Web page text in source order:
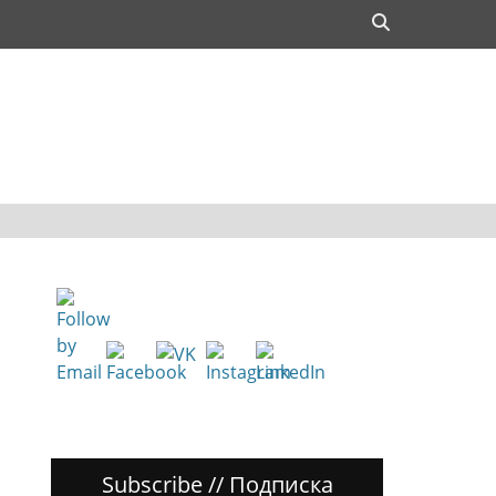
Subscribe // Подписка